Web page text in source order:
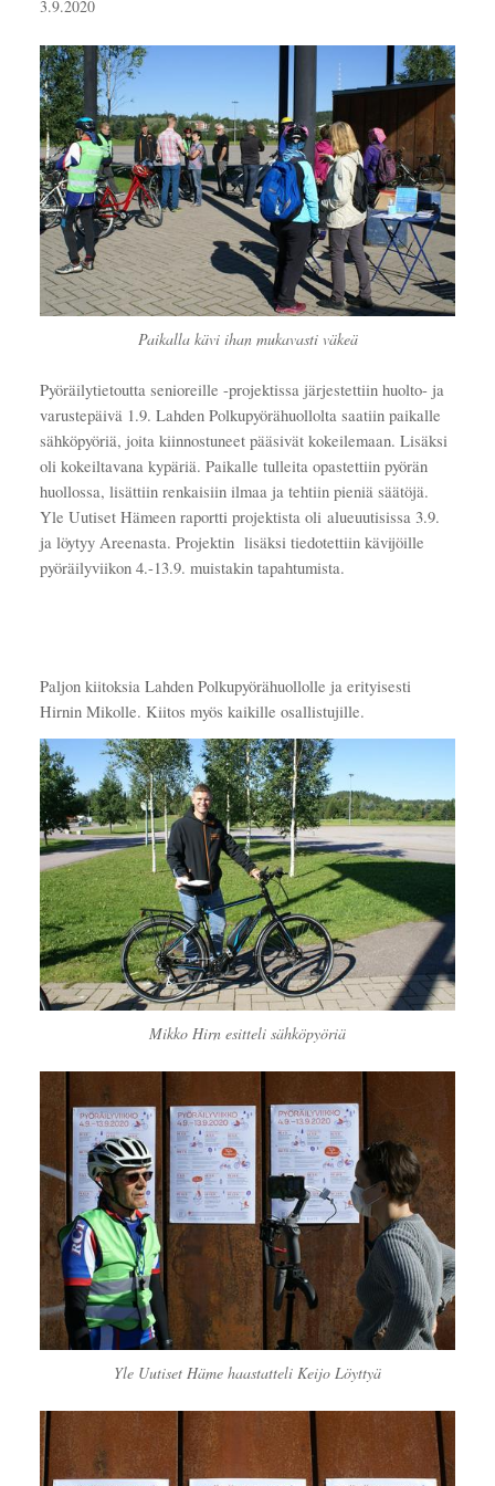
3.9.2020
Paikalla kävi ihan mukavasti väkeä
Pyöräilytietoutta senioreille -projektissa järjestettiin huolto- ja
varustepäivä 1.9. Lahden Polkupyörähuollolta saatiin paikalle
sähköpyöriä, joita kiinnostuneet pääsivät kokeilemaan. Lisäksi
oli kokeiltavana kypäriä. Paikalle tulleita opastettiin pyörän
huollossa, lisättiin renkaisiin ilmaa ja tehtiin pieniä säätöjä.
Yle Uutiset Hämeen raportti projektista oli alueuutisissa 3.9.
ja löytyy Areenasta. Projektin lisäksi tiedotettiin kävijöille
pyöräilyviikon 4.-13.9. muistakin tapahtumista.
Paljon kiitoksia Lahden Polkupyörähuollolle ja erityisesti
Hirnin Mikolle. Kiitos myös kaikille osallistujille.
Mikko Hirn esitteli sähköpyöriä
Yle Uutiset Häme haastatteli Keijo Löyttyä